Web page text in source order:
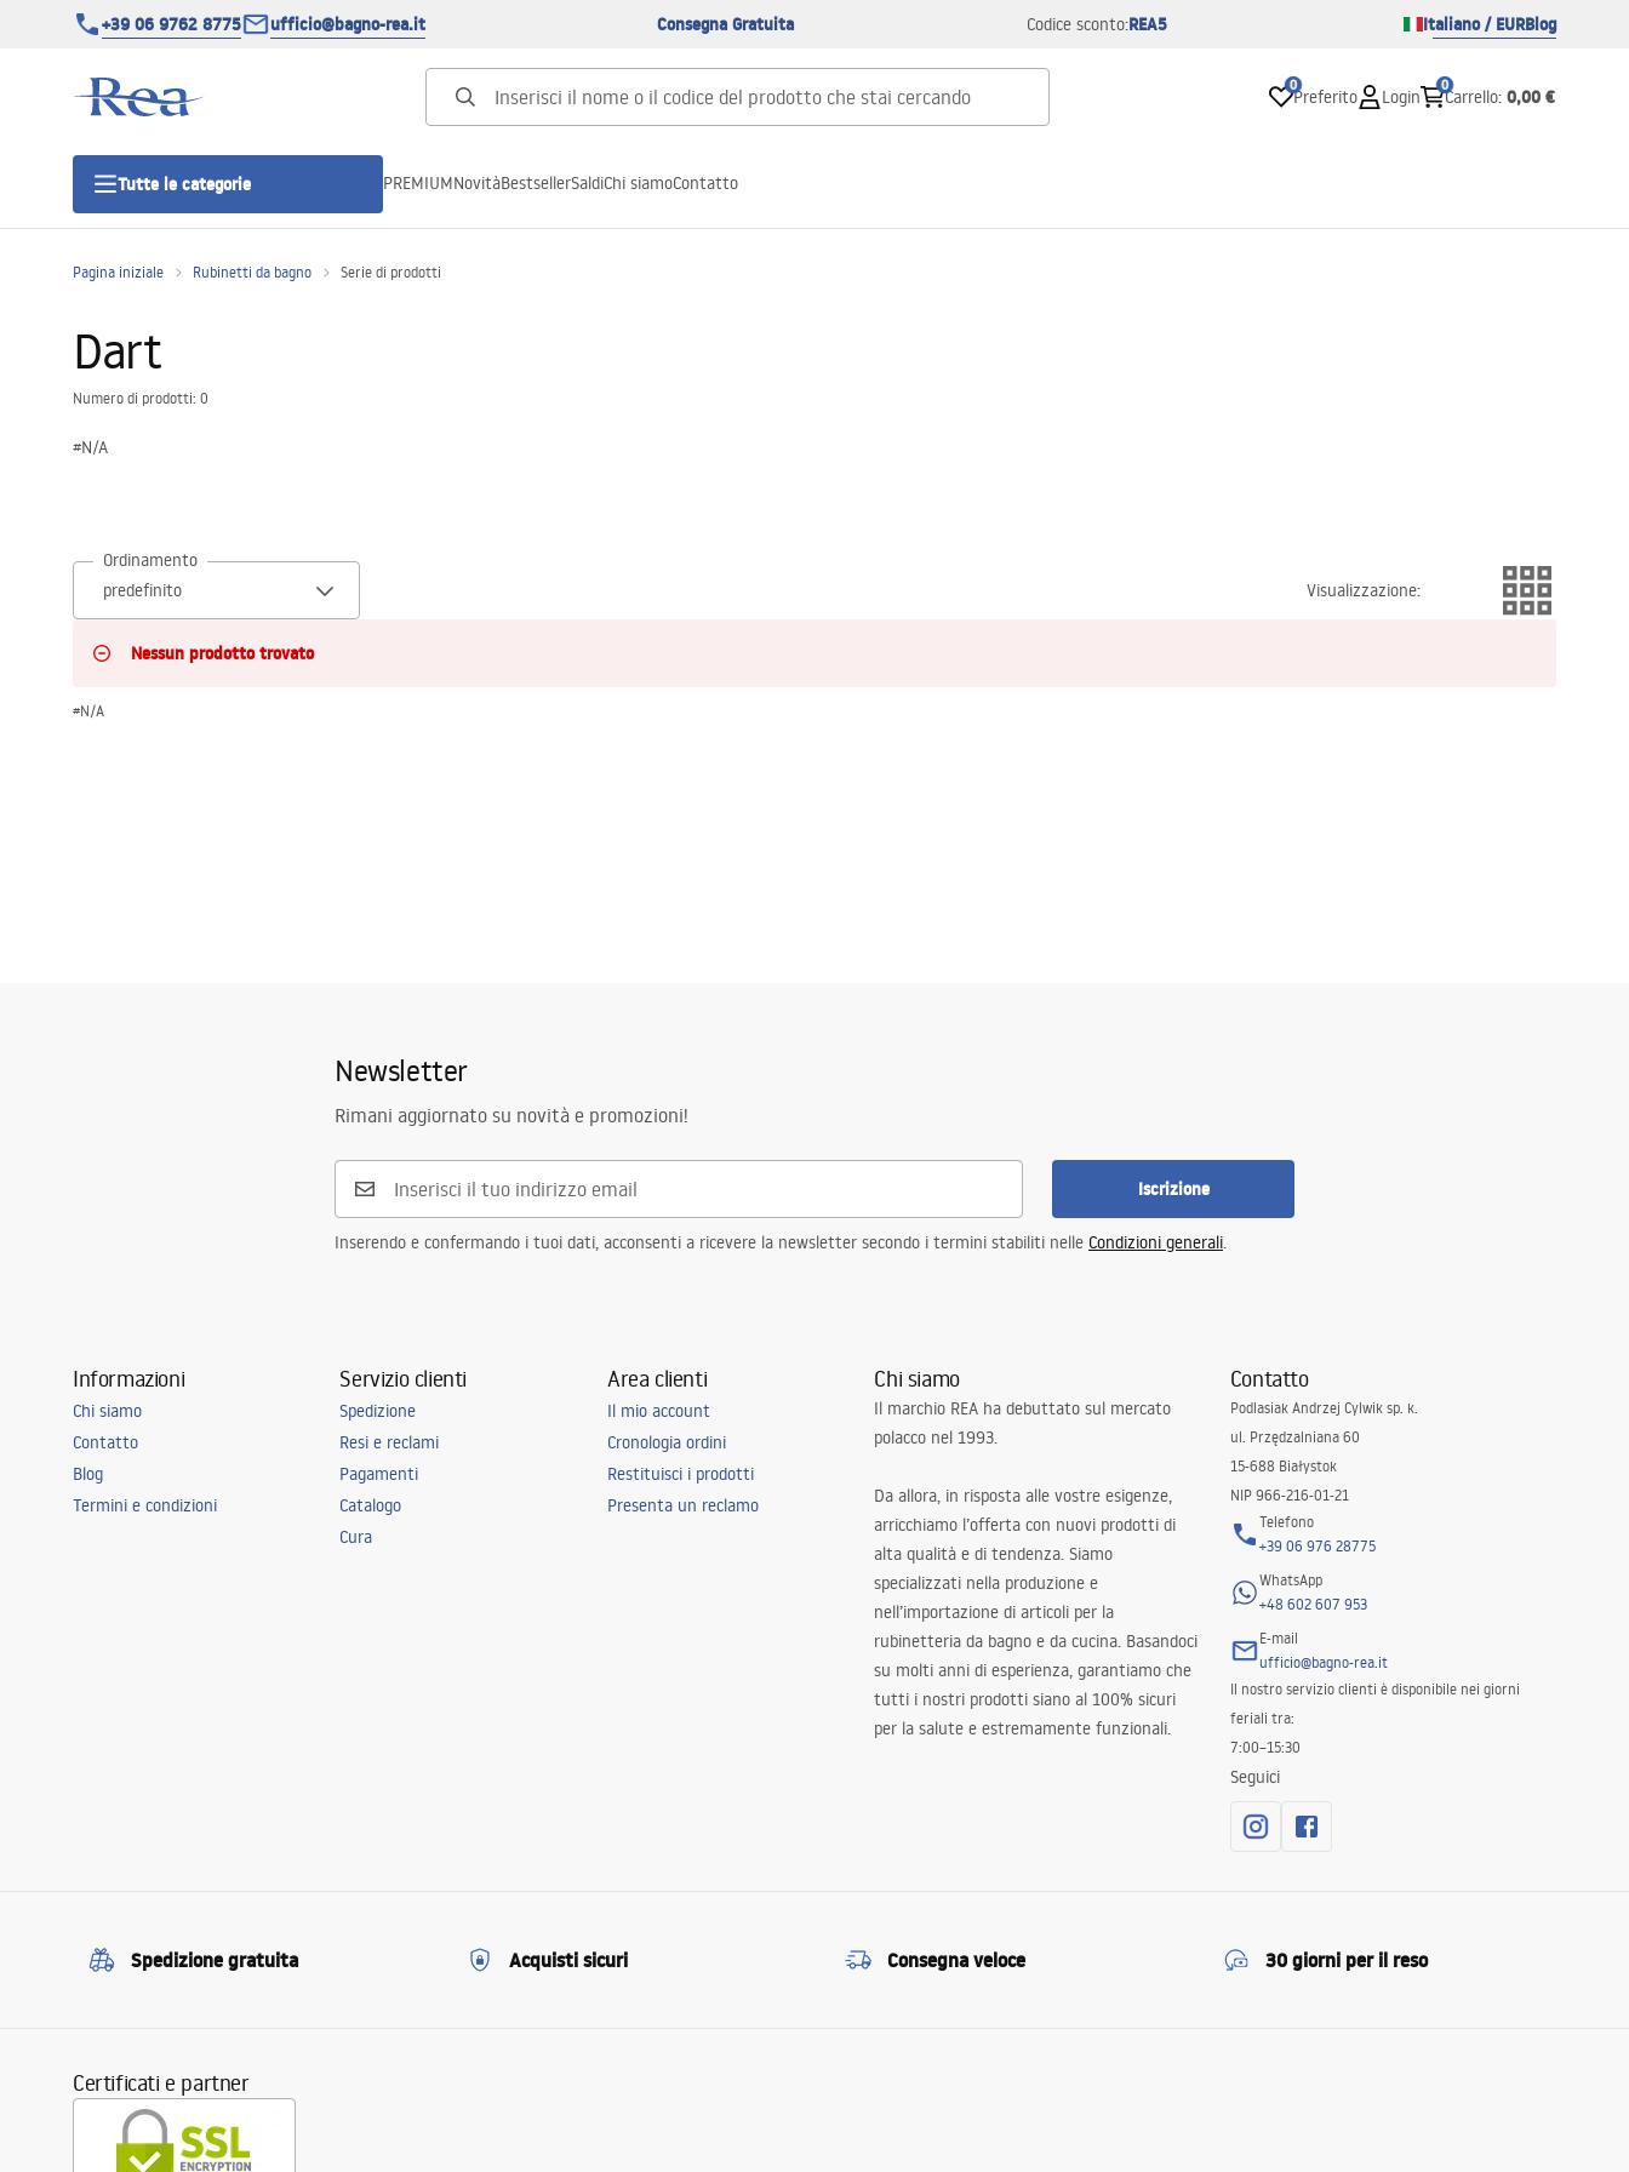
+39 06 9762 8775 ufficio@bagno-rea.it Consegna Gratuita Codice sconto:REA5 Italiano / EURBlog
0
Preferito Login
0
Carrello: 0,00 €
Tutte le categorie
Porte doccia
Set di vaso WC e bidet
Lavabi
PREMIUMNovitàBestsellerSaldiChi siamoContatto
Pagina iniziale Rubinetti da bagno Serie di prodotti
Dart
Numero di prodotti: 0
#N/A
Ordinamento
Visualizzazione:
Nessun prodotto trovato
#N/A
Newsletter
Rimani aggiornato su novità e promozioni!
Iscrizione
Inserendo e confermando i tuoi dati, acconsenti a ricevere la newsletter secondo i termini stabiliti nelle Condizioni generali.
Informazioni
Chi siamo
Contatto
Blog
Termini e condizioni
Servizio clienti
Spedizione
Resi e reclami
Pagamenti
Catalogo
Cura
Area clienti
Il mio account
Cronologia ordini
Restituisci i prodotti
Presenta un reclamo
Chi siamo
Il marchio REA ha debuttato sul mercato
polacco nel 1993.
Da allora, in risposta alle vostre esigenze,
arricchiamo l’offerta con nuovi prodotti di
alta qualità e di tendenza. Siamo
specializzati nella produzione e
nell’importazione di articoli per la
rubinetteria da bagno e da cucina. Basandoci
su molti anni di esperienza, garantiamo che
tutti i nostri prodotti siano al 100% sicuri
per la salute e estremamente funzionali.
Contatto
Podlasiak Andrzej Cylwik sp. k.
ul. Przędzalniana 60
15-688 Białystok
NIP 966-216-01-21
Telefono
+39 06 976 28775
WhatsApp
+48 602 607 953
E-mail
ufficio@bagno-rea.it
Il nostro servizio clienti è disponibile nei giorni
feriali tra:
7:00–15:30
Seguici
Spedizione gratuita Acquisti sicuri Consegna veloce 30 giorni per il reso
Certificati e partner